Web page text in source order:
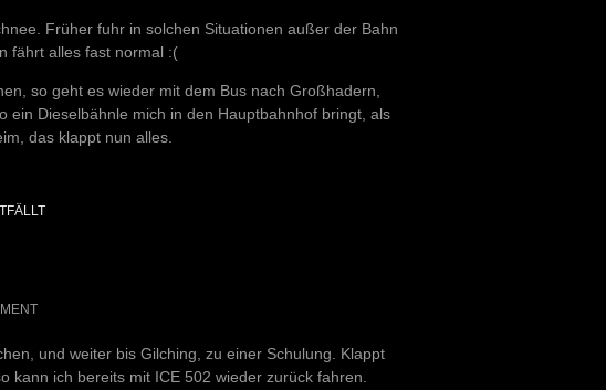
Früher fuhr in solchen Situationen außer der Bahn
fährt alles fast normal :(
so geht es wieder mit dem Bus nach Großhadern,
ein Dieselbähnle mich in den Hauptbahnhof bringt, als
das klappt nun alles.
und weiter bis Gilching, zu einer Schulung. Klappt
kann ich bereits mit ICE 502 wieder zurück fahren.